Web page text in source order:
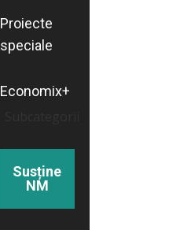
Proiecte
speciale
Economix+
Susține
NM